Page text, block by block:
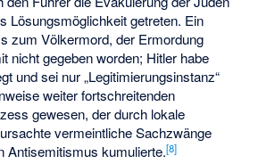
Lösungsmöglichkeit getreten. Ein
zum Völkermord, der Ermordung
nicht gegeben worden; Hitler habe
und sei nur „Legitimierungsinstanz“
weiter fortschreitenden
gewesen, der durch lokale
vermeintliche Sachzwänge
Antisemitismus kumulierte.[8]